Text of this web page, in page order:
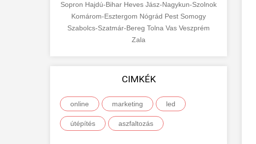
Sopron Hajdú-Bihar Heves Jász-Nagykun-Szolnok
Komárom-Esztergom Nógrád Pest Somogy
Szabolcs-Szatmár-Bereg Tolna Vas Veszprém
Zala
CIMKÉK
online marketing led
útépítés aszfaltozás